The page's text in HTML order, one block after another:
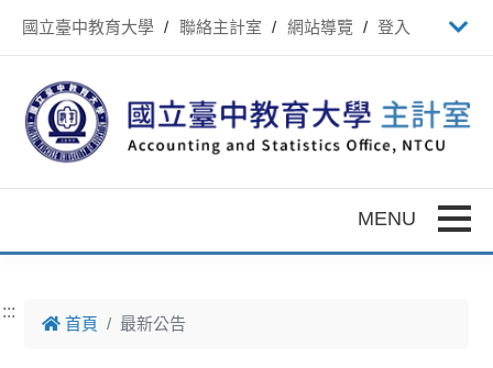
國立臺中教育大學 聯絡主計室 網站導覽 登入
:::
首頁 最新公告